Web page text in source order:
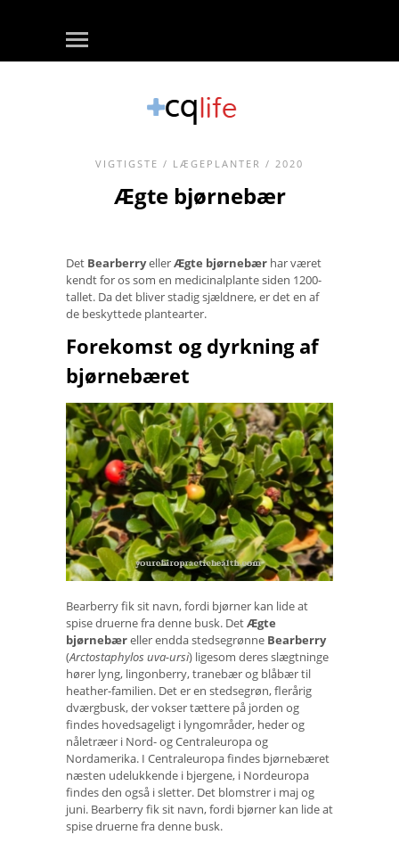
VIGTIGSTE / LÆGEPLANTER / 2020
Ægte bjørnebær
Det BearberryellerÆgte bjørnebær har været
kendt for os som en medicinalplante siden 1200-
tallet. Da det bliver stadig sjældnere, er det en af ​​
de beskyttede plantearter.
Forekomst og dyrkning af
bjørnebæret
Bearberry fik sit navn, fordi bjørner kan lide at
spise druerne fra denne busk. DetÆgte
bjørnebæreller endda stedsegrønne Bearberry
(Arctostaphylos uva-ursi) ligesom deres slægtninge
hører lyng, lingonberry, tranebær og blåbær til
heather-familien. Det er en stedsegrøn, flerårig
dværgbusk, der vokser tættere på jorden og
findes hovedsageligt i lyngområder, heder og
nåletræer i Nord- og Centraleuropa og
Nordamerika. I Centraleuropa findes bjørnebæret
næsten udelukkende i bjergene, i Nordeuropa
findes den også i sletter. Det blomstrer i maj og
juni. Bearberry fik sit navn, fordi bjørner kan lide at
spise druerne fra denne busk.